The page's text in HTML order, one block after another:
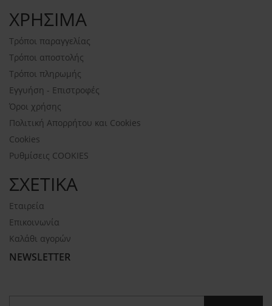
ΧΡΗΣΙΜΑ
Τρόποι παραγγελίας
Τρόποι αποστολής
Τρόποι πληρωμής
Εγγυήση - Επιστροφές
Όροι χρήσης
Πολιτική Απορρήτου και Cookies
Cookies
Ρυθμίσεις COOKIES
ΣΧΕΤΙΚΑ
Εταιρεία
Επικοινωνία
Καλάθι αγορών
NEWSLETTER